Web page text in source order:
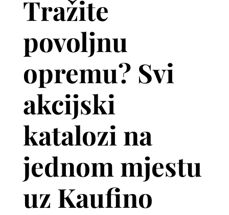
Tražite
povoljnu
opremu? Svi
akcijski
katalozi na
jednom mjestu
uz Kaufino